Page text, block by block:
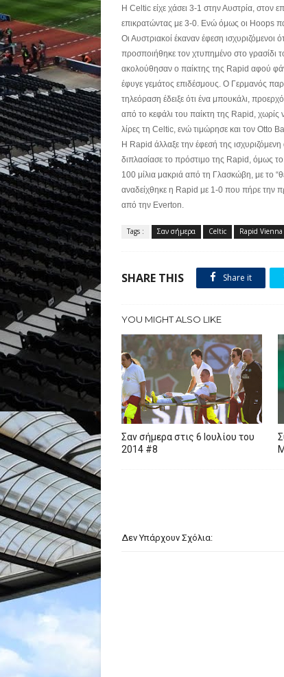
Η Celtic είχε χάσει 3-1 στην Αυστρία,
επικρατώντας με 3-0. Ενώ όμως οι Hoops
Οι Αυστριακοί έκαναν έφεση ισχυριζόμενοι
προσποιήθηκε τον χτυπημένο στο γρασίδι
ακολούθησαν ο παίκτης της Rapid αφού
έφυγε γεμάτος επιδέσμους. Ο Γερμανός
τηλεόραση έδειξε ότι ένα μπουκάλι,
από το κεφάλι του παίκτη της Rapid,
λίρες τη Celtic, ενώ τιμώρησε και τον Otto
Η Rapid άλλαξε την έφεσή της
διπλασίασε το πρόστιμο της Rapid, όμως
100 μίλια μακριά από τη Γλασκώβη, με το
αναδείχθηκε η Rapid με 1-0 που πήρε την
από την Everton.
Tags : Σαν σήμερα Celtic Rapid Vienna
SHARE THIS Share it
YOU MIGHT ALSO LIKE
Σαν σήμερα στις 6 Ιουλίου του
2014 #8
Δεν Υπάρχουν Σχόλια: